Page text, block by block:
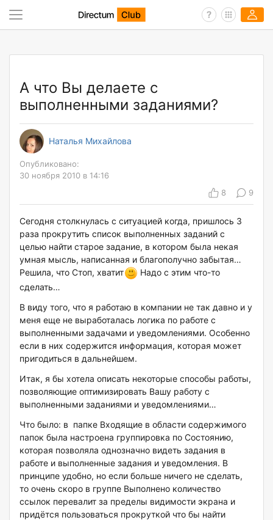
А что Вы делаете с
выполненными заданиями?
Наталья Михайлова
Опубликовано:
30 ноября 2010 в 14:16
8
9
Сегодня столкнулась с ситуацией когда, пришлось 3
раза прокрутить список выполненных заданий с
целью найти старое задание, в котором была некая
умная мысль, написанная и благополучно забытая…
Решила, что Стоп, хватит
Надо с этим что-то
сделать…
В виду того, что я работаю в компании не так давно и у
меня еще не выработалась логика по работе с
выполненными задачами и уведомлениями. Особенно
если в них содержится информация, которая может
пригодиться в дальнейшем.
Итак, я бы хотела описать некоторые способы работы,
позволяющие оптимизировать Вашу работу с
выполненными заданиями и уведомлениями…
Что было: в папке Входящие в области содержимого
папок была настроена группировка по Состоянию,
которая позволяла однозначно видеть задания в
работе и выполненные задания и уведомления. В
принципе удобно, но если больше ничего не сделать,
то очень скоро в группе Выполнено количество
ссылок перевалит за пределы видимости экрана и
придётся пользоваться прокруткой что бы найти